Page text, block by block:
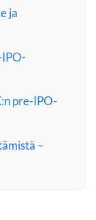
ja
IPO-
pre-IPO-
–